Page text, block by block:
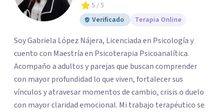
5 / 5
Verificado
Terapia Online
Soy Gabriela López Nájera, Licenciada en Psicología y
cuento con Maestría en Psicoterapia Psicoanalítica.
Acompaño a adultos y parejas que buscan comprender
con mayor profundidad lo que viven, fortalecer sus
vínculos y atravesar momentos de cambio, crisis o duelo
con mayor claridad emocional. Mi trabajo terapéutico se